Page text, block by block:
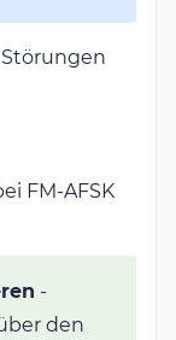
FM-AFSK
-
den